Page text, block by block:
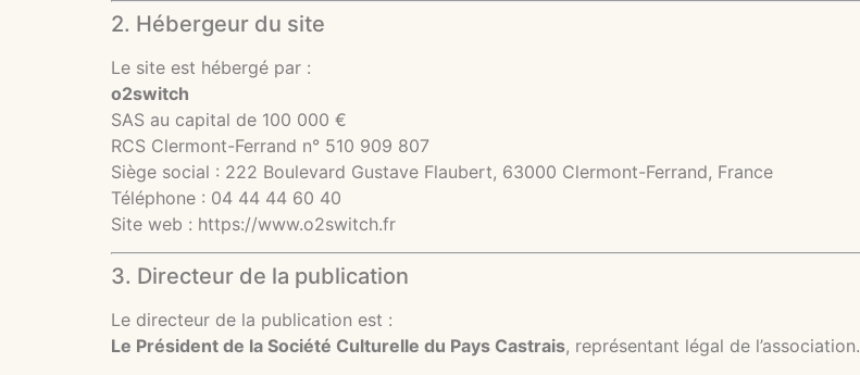
2. Hébergeur du site
Le site est hébergé par :
o2switch
SAS au capital de 100 000 €
RCS Clermont-Ferrand n° 510 909 807
Siège social : 222 Boulevard Gustave Flaubert, 63000 Clermont-Ferrand, France
Téléphone : 04 44 44 60 40
Site web : https://www.o2switch.fr
3. Directeur de la publication
Le directeur de la publication est :
Le Président de la Société Culturelle du Pays Castrais, représentant légal de l’association.